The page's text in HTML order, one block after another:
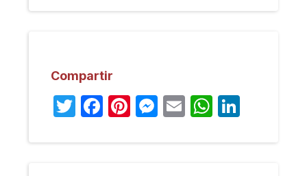
Compartir
Twitter
Facebook
Pinterest
Messenger
Email